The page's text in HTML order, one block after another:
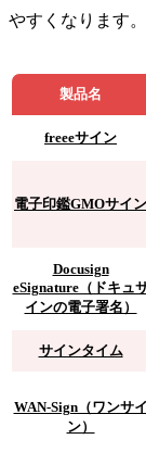
やすくなります。
製品名
freeeサイン
電子印鑑GMOサイン
Docusign
eSignature（ドキュ
インの電子署名）
サインタイム
WAN-Sign（ワンサイ
ン）